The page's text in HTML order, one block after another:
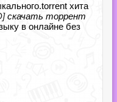
хита
скачать торрент
в онлайне без